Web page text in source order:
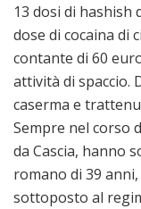
13 dosi di hashish
dose di cocaina di
contante di 60
attività di spaccio.
caserma e
Sempre nel corso
da Cascia, hanno
romano di 39
sottoposto al